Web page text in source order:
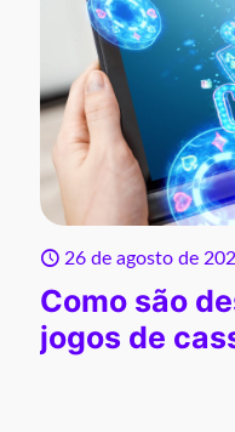
26 de agosto de
Como são
jogos de